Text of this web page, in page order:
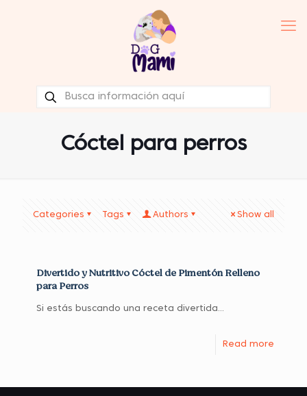
Cóctel para perros
Categories Tags Authors Show all
Divertido y Nutritivo Cóctel de Pimentón Relleno
para Perros
Si estás buscando una receta divertida...
Read more